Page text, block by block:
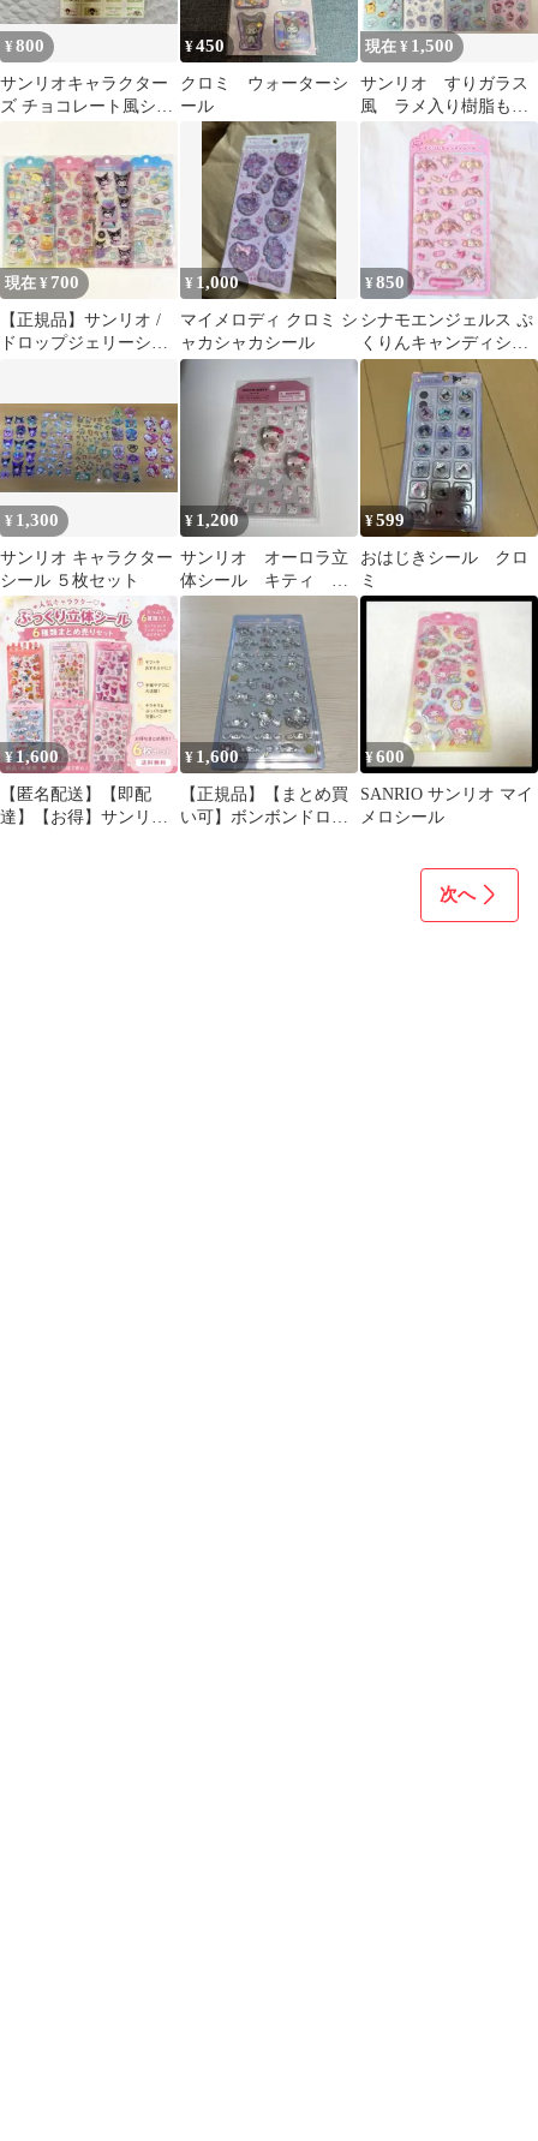
¥800
サンリオキャラクター
ズ チョコレート風シー
¥450
クロミ ウォーターシ
ール
現在 ¥ 1,500
サンリオ すりガラス
風 ラメ入り樹脂もり
シール8枚セット
現在 ¥ 700
【正規品】サンリオ /
ドロップジェリーシー
¥ 1,000
マイメロディ クロミ シ
ャカシャカシール
¥850
シナモエンジェルス ぷ
くりんキャンディシー
ル ナース
¥ 1,300
サンリオ キャラクター
シール ５枚セット
¥ 1,200
サンリオ オーロラ立
体シール キティ シ
ール ステッカー 3D
めじるし
¥599
おはじきシール クロ
ミ
¥1,600
【匿名配送】【即配
達】【お得】サンリオ
¥ 1,600
【正規品】【まとめ買
い可】ボンボンドロッ
¥600
SANRIO サンリオ マイ
メロシール
次へ